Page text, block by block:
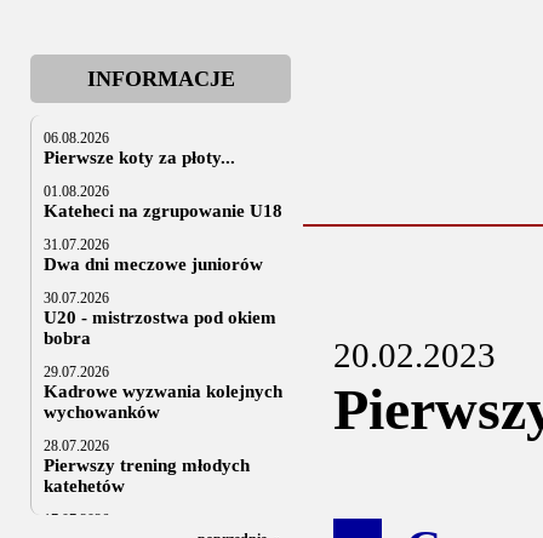
INFORMACJE
06.08.2026
Pierwsze koty za płoty...
01.08.2026
Kateheci na zgrupowanie U18
31.07.2026
Dwa dni meczowe juniorów
30.07.2026
U20 - mistrzostwa pod okiem
bobra
29.07.2026
Kadrowe wyzwania kolejnych
wychowanków
28.07.2026
Pierwszy trening młodych
katehetów
17.07.2026
20.02.2023